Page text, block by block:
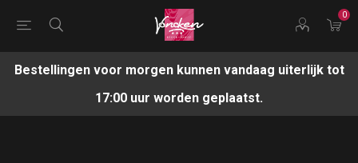
0
Bestellingen voor morgen kunnen vandaag uiterlijk tot
17:00 uur worden geplaatst.